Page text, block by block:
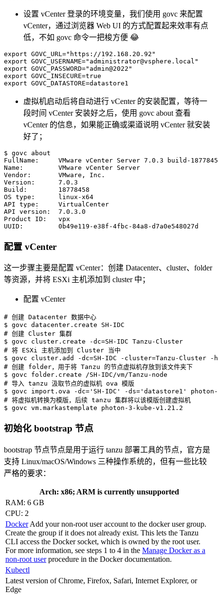
设置 vCenter 登录的环境变量，我们使用 govc 来配置
vCenter，通过浏览器 Web UI 的方式配置起来效率有点
低，不如 govc 命令一把梭方便 😂
export GOVC_URL ="https://192.168.20.92"
export GOVC_USERNAME=" administrator@vsphere.local "
export GOVC_PASSWORD="admin@2022"
export GOVC_INSECURE=
export GOVC_DATASTORE=datastore1
虚拟机启动后将自动进行 vCenter 的安装配置，等待一
段时间 vCenter 安装好之后，使用 govc about 查看
vCenter 的信息，如果能正确或渠道说明 vCenter 就安装
好了；
$ govc about
FullName:     VMware vCenter Server 7.0 .3 build-
Name:         VMware vCenter Server
Vendor:       VMware, Inc.
Version: 7.0 .3
Build: 18778458
OS type:      linux-x64
API type:     VirtualCenter
API version: 7.0 .3.0
Product ID:   vpx
UUID:         0b49e119-e38f-4fbc-84a8-d7a0e548027d
配置 vCenter
这一步骤主要是配置 vCenter：创建 Datacenter、cluster、folder
等资源，并将 ESXi 主机添加到 cluster 中；
配置 vCenter
# 创建 Datacenter 数据中心
# 创建 Cluster 集群
$ govc cluster.create
-dc=
# 将 ESXi 主机添加到 Cluster 当中
$ govc cluster.add
-dc=SH-IDC -cluster=Tanzu-Cluster
-
# 创建 folder，用于将 Tanzu 的节点虚拟机存放到该文件夹下
# 导入 tanzu 汲取节点的虚拟机 ova 模版
$ govc import.ova
-dc= 'SH-IDC' -ds= 'datastore1'
# 将虚拟机转换为模版，后续 tanzu 集群将以该模版创建虚拟机
$ govc vm.markastemplate photon-3-kube-v1.21.2
初始化 bootstrap 节点
bootstrap 节点节点是用于运行 tanzu 部署工具的节点，官方是
支持 Linux/macOS/Windows 三种操作系统的，但有一些比较
严格的要求：
Arch: x86; ARM is currently unsupported
RAM: 6 GB
CPU: 2
DockerAdd your non-root user account to the docker user group.
Create the group if it does not already exist. This lets the Tanzu
CLI access the Docker socket, which is owned by the root user.
For more information, see steps 1 to 4 in the Manage Docker as a
non-root userprocedure in the Docker documentation.
Kubectl
Latest version of Chrome, Firefox, Safari, Internet Explorer, or
Edge